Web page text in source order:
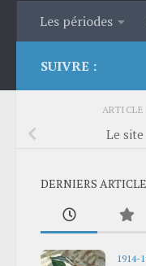
Les périodes
SUIVRE :
ARTICLE
Le site
DERNIERS
1914-